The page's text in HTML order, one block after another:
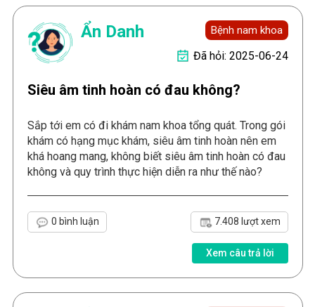
Ẩn Danh Bệnh nam khoa
Đã hỏi: 2025-06-24
Siêu âm tinh hoàn có đau không?
Sắp tới em có đi khám nam khoa tổng quát. Trong gói
khám có hạng mục khám, siêu âm tinh hoàn nên em
khá hoang mang, không biết siêu âm tinh hoàn có đau
không và quy trình thực hiện diễn ra như thế nào?
0 bình luận 7.408 lượt xem
Xem câu trả lời